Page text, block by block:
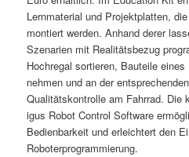
Lernmaterial und Projektplatten,
montiert werden. Anhand derer
Szenarien mit Realitätsbezug
Hochregal sortieren, Bauteile
nehmen und an der
Qualitätskontrolle am Fahrrad. Die
igus Robot Control Software
Bedienbarkeit und erleichtert den
Roboterprogrammierung.